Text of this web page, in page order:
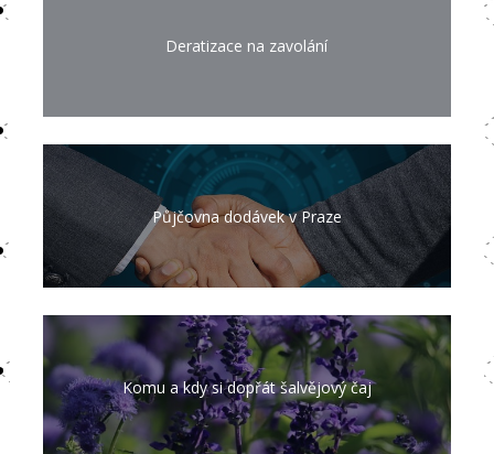
Deratizace na zavolání
Půjčovna dodávek v Praze
Komu a kdy si dopřát šalvějový čaj